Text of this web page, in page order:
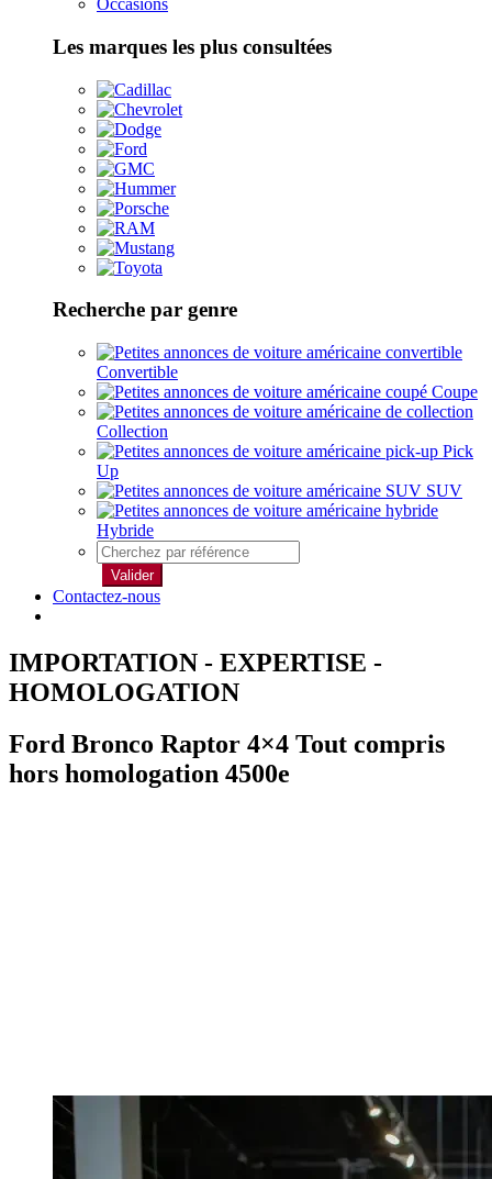
Occasions
Les marques les plus consultées
Recherche par genre
Convertible
Coupe
Collection
Pick
Up
SUV
Hybride
Valider
Contactez-nous
IMPORTATION - EXPERTISE -
HOMOLOGATION
Ford Bronco Raptor 4×4 Tout compris
hors homologation 4500e